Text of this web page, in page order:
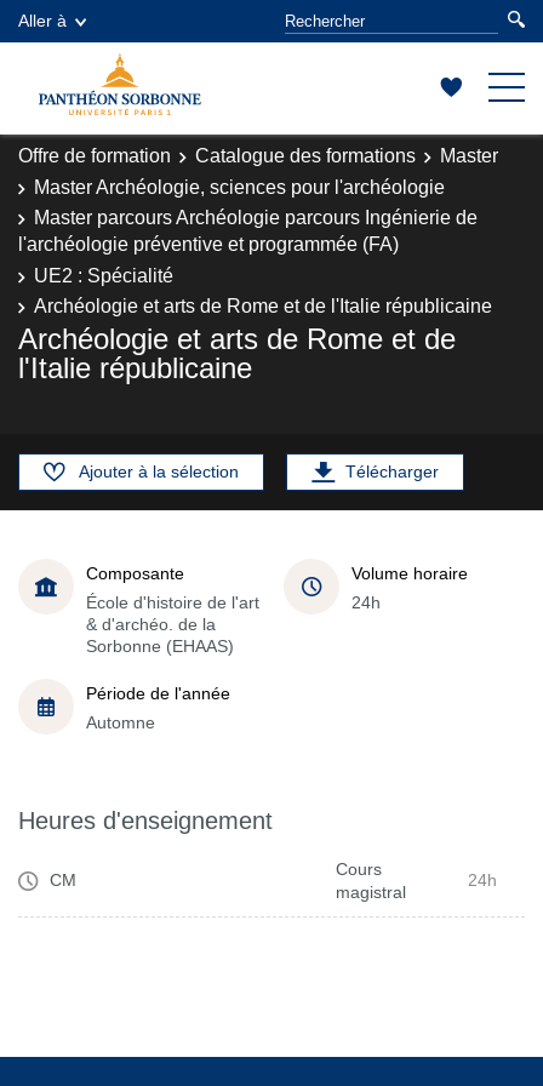
Aller à
Offre de formation Catalogue des formations
Master
Master Archéologie, sciences pour l'archéologie
Master parcours Archéologie parcours Ingénierie de
l'archéologie préventive et programmée (FA)
UE2 : Spécialité
Archéologie et arts de Rome et de l'Italie républicaine
Archéologie et arts de Rome et de
l'Italie républicaine
Ajouter à la sélection Télécharger
Composante
École d'histoire de l'art
& d'archéo. de la
Sorbonne (EHAAS)
Volume horaire
24h
Période de l'année
Automne
Heures d'enseignement
CM
Cours
magistral
24h